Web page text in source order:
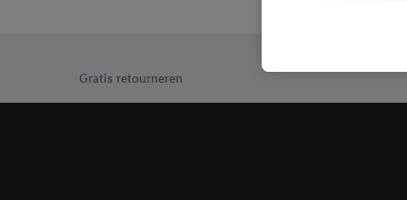
Gratis retourneren
Als je hiervoor
eerder interesse hebt
mailadres en met
Onder "Aanpassen"